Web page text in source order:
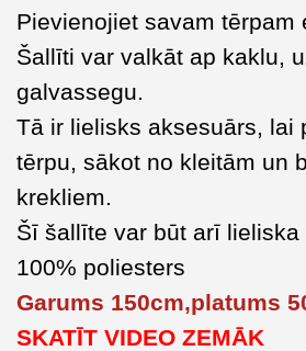
Pievienojiet savam tērpam
Šallīti var valkāt ap kaklu,
galvassegu.
Tā ir lielisks aksesuārs, lai
tērpu, sākot no kleitām un
krekliem.
Šī šallīte var būt arī lieliska
100% poliesters
Garums 150cm,platums
SKATĪT VIDEO ZEMĀK